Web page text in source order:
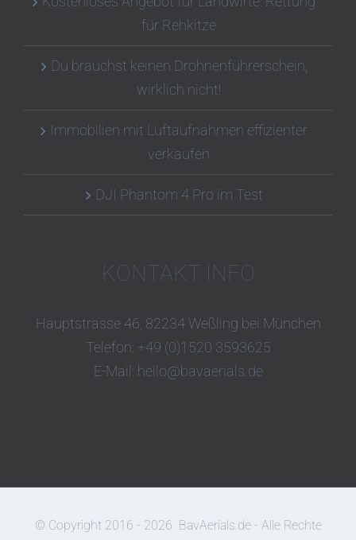
für Rehkitze
Du brauchst keinen Drohnenführerschein,
wirklich nicht!
Immobilien mit Luftaufnahmen effizienter
verkaufen
DJI Phantom 4 Pro im Test
KONTAKT INFO
Hauptstrasse 46, 82234 Weßling bei München
Telefon: +49 (0)1520 3593625
E-Mail: hello@bavaerials.de
© Copyright 2016 - 2026 BavAerials.de - Alle Rechte